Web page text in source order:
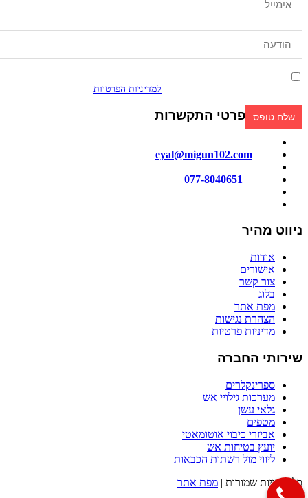
למדיניות הפרטיות
פרטי התקשרות
eyal@migun102.com
077-8040651
ניווט מהיר
אודות
אישורים
צור קשר
בלוג
מפת אתר
הצהרת נגישות
מדיניות פרטיות
שירותי החברה
ספרינקלרים
מערכות גילויי אש
גלאי עשן
מטפים
אביזרי כיבוי אוטומאטי
יועץ בטיחות אש
ליווי מול רשתות הכבאות
כל הזכויות שמורות | מפת אתר